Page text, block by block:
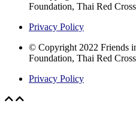
Foundation, Thai Red
Privacy Policy
© Copyright 2022 Friends
Foundation, Thai Red
Privacy Policy